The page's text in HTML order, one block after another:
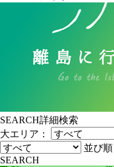
SEARCH詳細検索
大エリア：
並び
SEARCH